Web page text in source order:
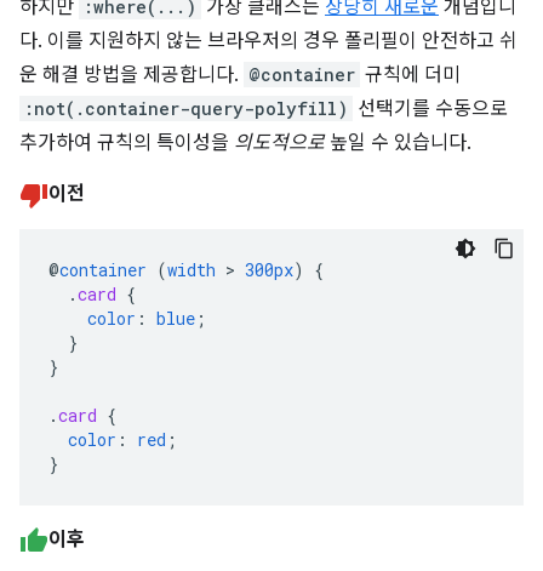
하지만 :where(...) 가상 클래스는 상당히 새로운 개념입니
다. 이를 지원하지 않는 브라우저의 경우 폴리필이 안전하고 쉬
운 해결 방법을 제공합니다. @container 규칙에 더미
:not(.container-query-polyfill) 선택기를 수동으로
추가하여 규칙의 특이성을 의도적으로높일 수 있습니다.
이전
@container (width > 300px)
{
.card {
color : blue ;
}
}
.card {
color : red ;
}
이후